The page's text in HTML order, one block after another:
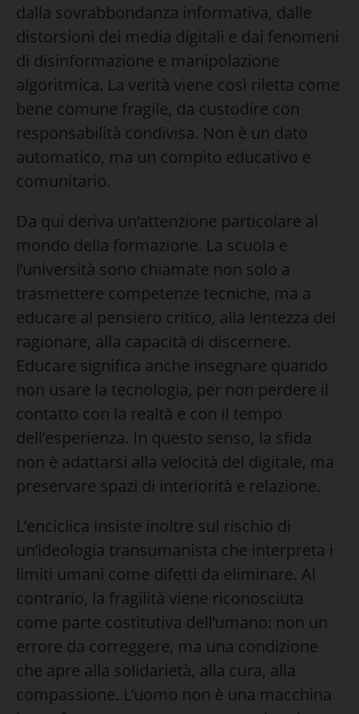
dalla sovrabbondanza informativa, dalle
distorsioni dei media digitali e dai fenomeni
di disinformazione e manipolazione
algoritmica. La verità viene così riletta come
bene comune fragile, da custodire con
responsabilità condivisa. Non è un dato
automatico, ma un compito educativo e
comunitario.
Da qui deriva un’attenzione particolare al
mondo della formazione. La scuola e
l’università sono chiamate non solo a
trasmettere competenze tecniche, ma a
educare al pensiero critico, alla lentezza del
ragionare, alla capacità di discernere.
Educare significa anche insegnare quando
non usare la tecnologia, per non perdere il
contatto con la realtà e con il tempo
dell’esperienza. In questo senso, la sfida
non è adattarsi alla velocità del digitale, ma
preservare spazi di interiorità e relazione.
L’enciclica insiste inoltre sul rischio di
un’ideologia transumanista che interpreta i
limiti umani come difetti da eliminare. Al
contrario, la fragilità viene riconosciuta
come parte costitutiva dell’umano: non un
errore da correggere, ma una condizione
che apre alla solidarietà, alla cura, alla
compassione. L’uomo non è una macchina